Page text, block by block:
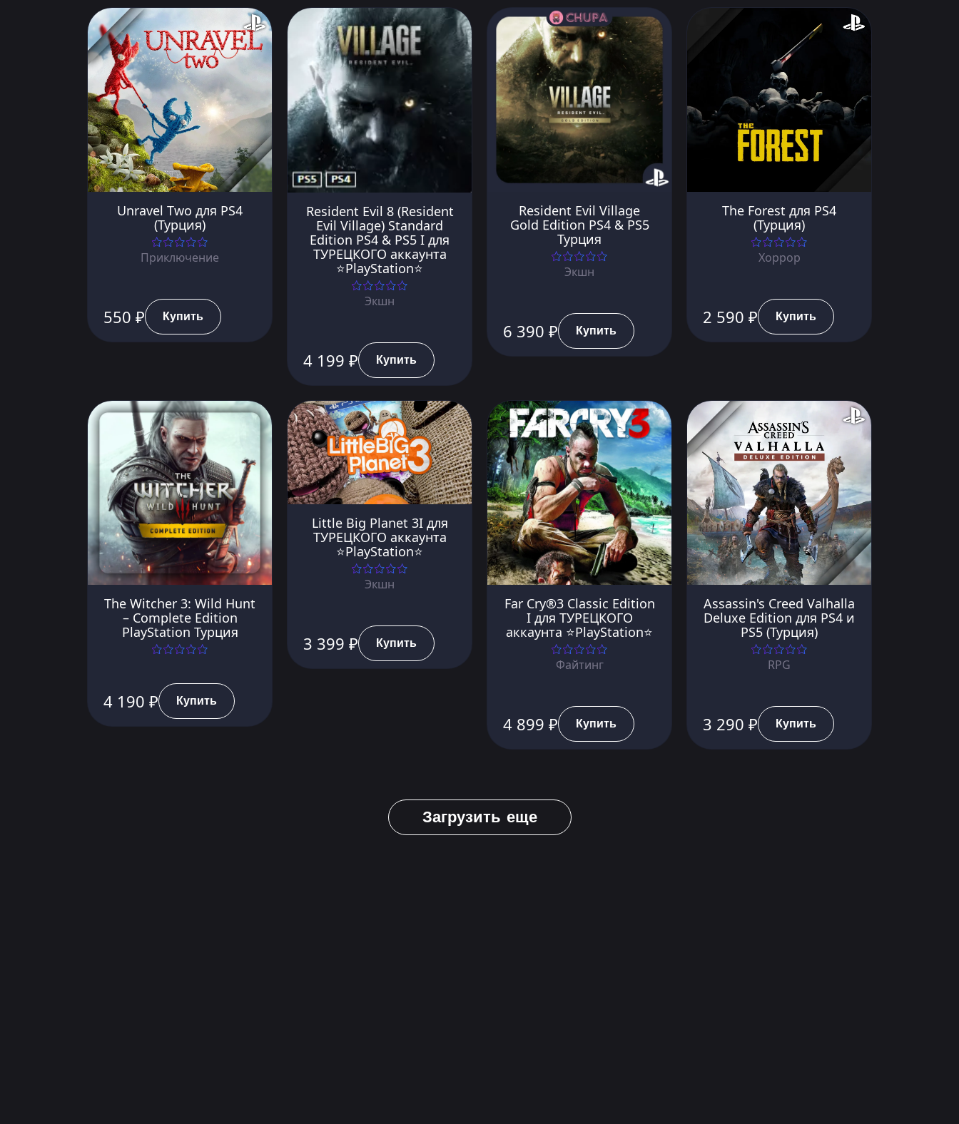
Unravel Two для PS4
(Турция)
Приключение
550 ₽ Купить
Resident Evil 8 (Resident
Evil Village) Standard
Edition PS4 & PS5 I для
ТУРЕЦКОГО аккаунта
⭐PlayStation⭐
Экшн
4 199 ₽ Купить
Resident Evil Village
Gold Edition PS4 & PS5
Турция
Экшн
6 390 ₽ Купить
The Forest для PS4
(Турция)
Хоррор
2 590 ₽ Купить
The Witcher 3: Wild Hunt
– Complete Edition
PlayStation Турция
4 190 ₽ Купить
Little Big Planet 3I для
ТУРЕЦКОГО аккаунта
⭐PlayStation⭐
Экшн
3 399 ₽ Купить
Far Cry®3 Classic Edition
I для ТУРЕЦКОГО
аккаунта ⭐PlayStation⭐
Файтинг
4 899 ₽ Купить
Assassin's Creed Valhalla
Deluxe Edition для PS4 и
PS5 (Турция)
RPG
3 290 ₽ Купить
Загрузить еще